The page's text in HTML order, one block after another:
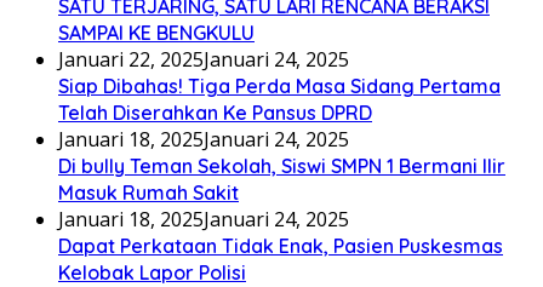
SATU TERJARING, SATU LARI RENCANA BERAKSI
SAMPAI KE BENGKULU
Januari 22, 2025Januari 24, 2025
Siap Dibahas! Tiga Perda Masa Sidang Pertama
Telah Diserahkan Ke Pansus DPRD
Januari 18, 2025Januari 24, 2025
Di bully Teman Sekolah, Siswi SMPN 1 Bermani Ilir
Masuk Rumah Sakit
Januari 18, 2025Januari 24, 2025
Dapat Perkataan Tidak Enak, Pasien Puskesmas
Kelobak Lapor Polisi